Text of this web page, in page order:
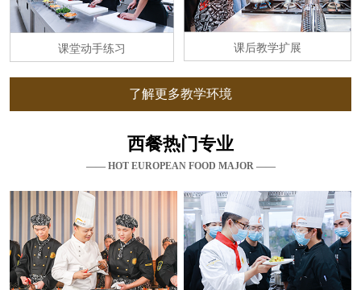
课后教学扩展
课堂动手练习
了解更多教学环境
西餐热门专业
—— HOT EUROPEAN FOOD MAJOR ——